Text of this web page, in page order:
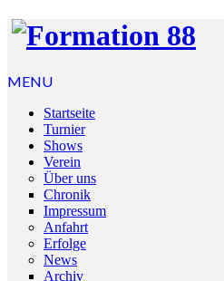
MENU
Startseite
Turnier
Shows
Verein
Über uns
Chronik
Impressum
Anfahrt
Erfolge
News
Archiv